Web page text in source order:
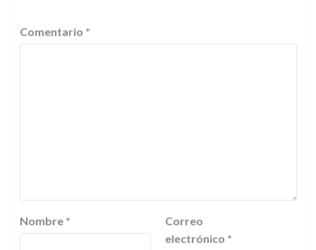
Comentario *
Nombre *
Correo
electrónico *